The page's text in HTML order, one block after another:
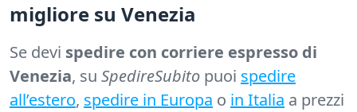
migliore su Venezia
Se devi spedire con corriere espresso di
Venezia, su SpedireSubito puoi spedire
all’estero, spedire in Europa o in Italia a prezzi